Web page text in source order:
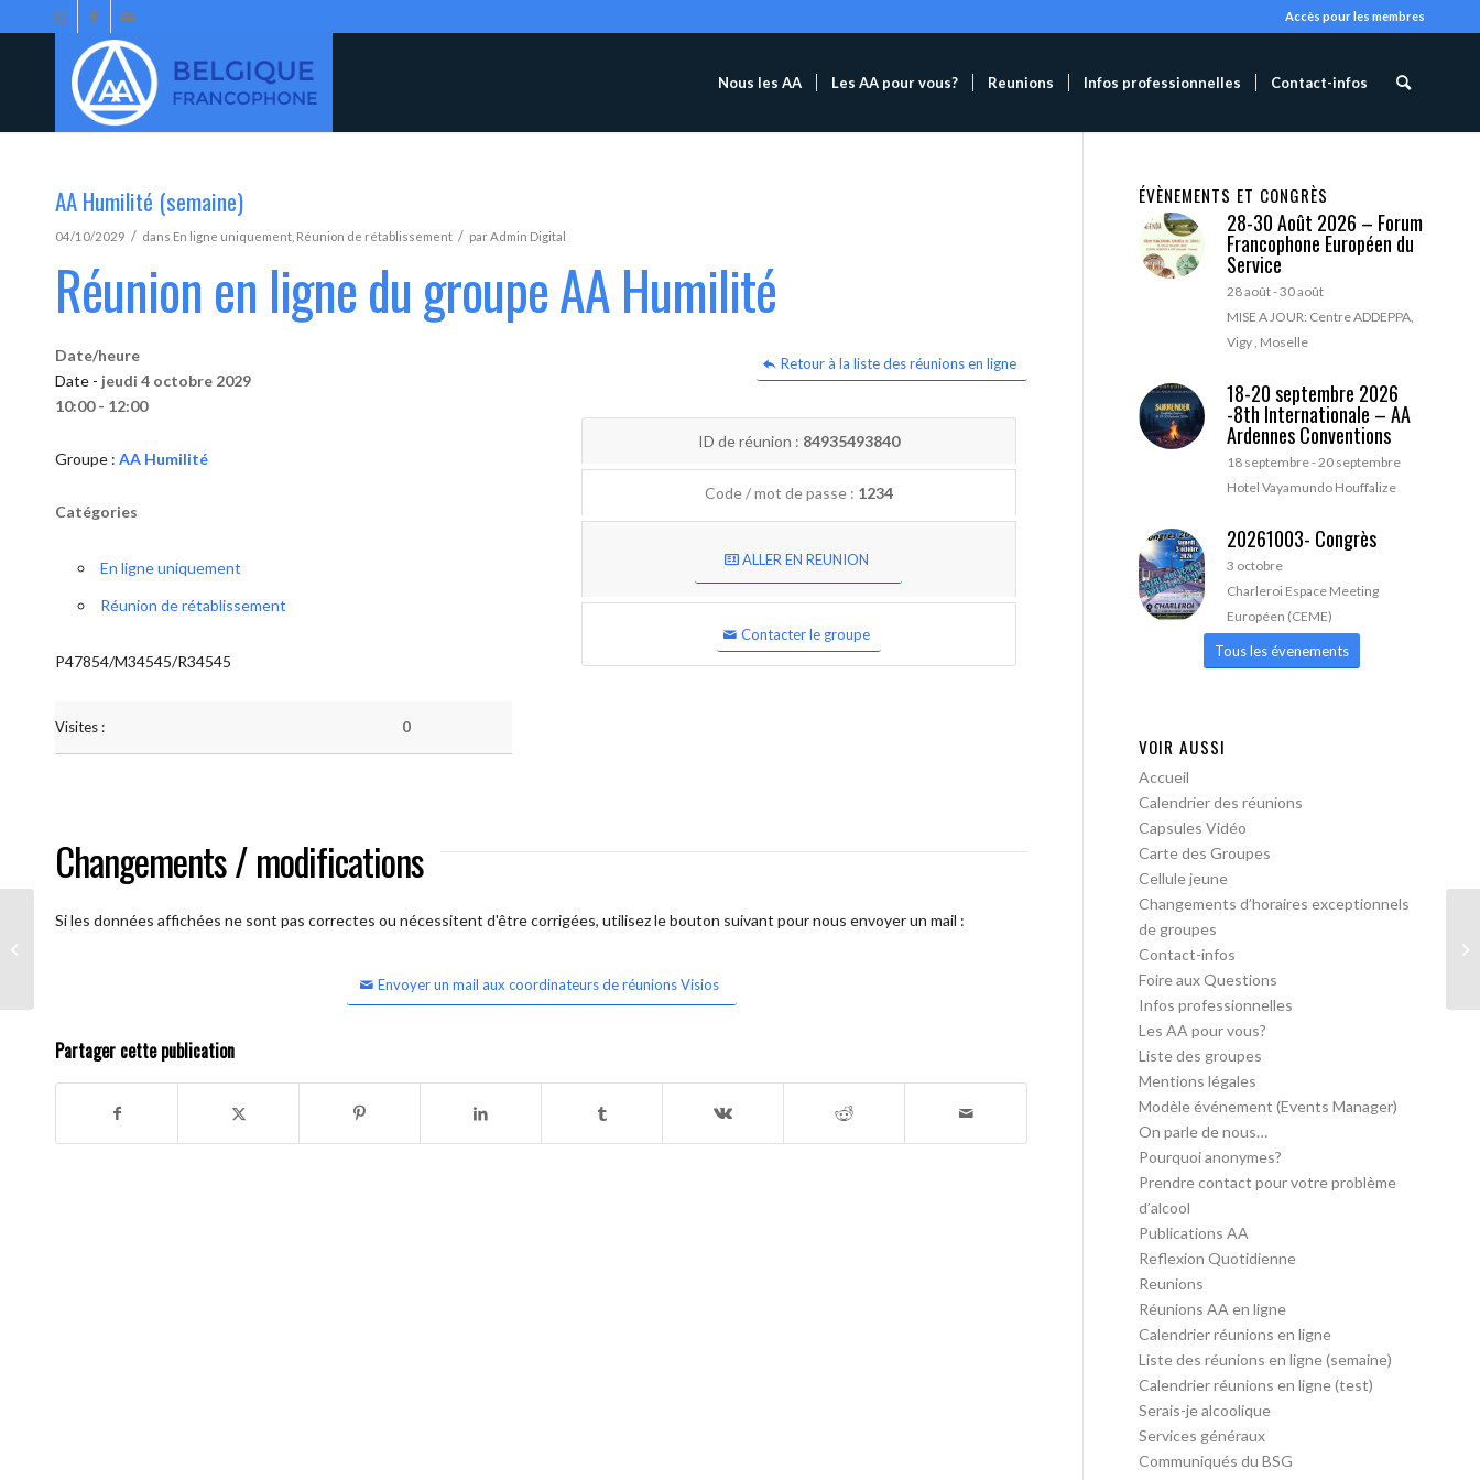
Accès pour les membres
Nous les AA Les AA pour vous? Reunions Infos professionnelles Contact-infos
AA Humilité (semaine)
04/10/2029 / dans En ligne uniquement Réunion de rétablissement / parAdmin Digital
Réunion en ligne du groupe AA Humilité
Retour à la liste des réunions en ligne
Date/heure
Date - jeudi 4 octobre 2029
10:00 - 12:00
Groupe : AA Humilité
Catégories
En ligne uniquement
Réunion de rétablissement
P47854/M34545/R34545
Visites : 0
ID de réunion : 84935493840
Code / mot de passe : 1234
ALLER EN REUNION
Contacter le groupe
Changements / modifications
Si les données affichées ne sont pas correctes ou nécessitent d'être corrigées, utilisez le bouton suivant pour nous envoyer un mail :
Envoyer un mail aux coordinateurs de réunions Visios
Partager cette publication
ÉVÈNEMENTS ET CONGRÈS
28-30 Août 2026 – Forum
Francophone Européen du
Service
28 août-30 août
MISE A JOUR: Centre ADDEPPA,
Vigy , Moselle
18-20 septembre 2026
-8th Internationale – AA
Ardennes Conventions
18 septembre-20 septembre
Hotel Vayamundo Houffalize
20261003- Congrès
3 octobre
Charleroi Espace Meeting
Européen (CEME)
Tous les évenements
VOIR AUSSI
Accueil
Calendrier des réunions
Capsules Vidéo
Carte des Groupes
Cellule jeune
Changements d’horaires exceptionnels
de groupes
Contact-infos
Foire aux Questions
Infos professionnelles
Les AA pour vous?
Liste des groupes
Mentions légales
Modèle événement (Events Manager)
On parle de nous…
Pourquoi anonymes?
Prendre contact pour votre problème
d’alcool
Publications AA
Reflexion Quotidienne
Reunions
Réunions AA en ligne
Calendrier réunions en ligne
Liste des réunions en ligne (semaine)
Calendrier réunions en ligne (test)
Serais-je alcoolique
Services généraux
Communiqués du BSG